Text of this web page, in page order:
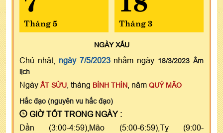
Tháng 5 Tháng 3
NGÀYXẤU
Chủ nhật, ngày 7/5/2023nhằm ngày 18/3/2023 Âm
lịch
Ngày ẤT SỬU , tháng BÍNH THÌN , năm QUÝ MÃO
Hắc đạo (nguyên vu hắc đạo)
GIỜ TỐT TRONG NGÀY :
Dần (3:00-4:59),Mão (5:00-6:59),Tỵ (9:00-